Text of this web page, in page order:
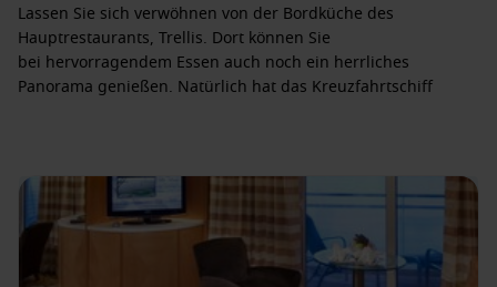
Lassen Sie sich verwöhnen von der Bordküche des
Hauptrestaurants, Trellis. Dort können Sie
bei hervorragendem Essen auch noch ein herrliches
Panorama genießen. Natürlich hat das Kreuzfahrtschiff
vonBuffetrestaurant
zur Verfügung. Für die kleinen Snacks
gibt es den Pool Grill. Die Spezialrestaurants SS United States
und das Aqua Spa Café stehen für
außergewöhnliches Essen
das am Tisch zubereitet wird. Während Sie auf dem
Oberdeck in der Sonne entspannen, können Sie Ihre Kinder